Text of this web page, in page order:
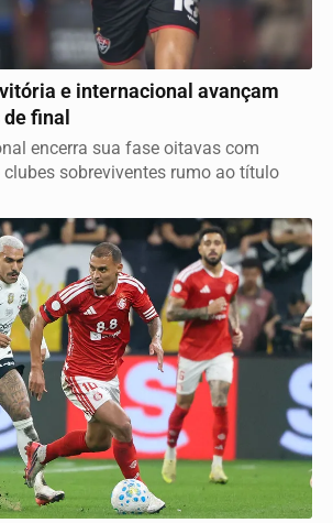
e internacional avançam
final
encerra sua fase oitavas com
sobreviventes rumo ao título